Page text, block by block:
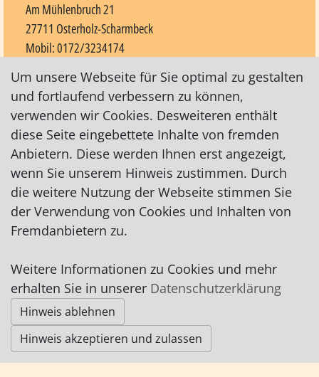
Am Mühlenbruch 21
27711 Osterholz-Scharmbeck
Mobil: 0172/3234174
http://www.gartenservice-behling.de
Impressum|Datenschutz|AGB
Um unsere Webseite für Sie optimal zu gestalten
und fortlaufend verbessern zu können,
verwenden wir Cookies. Desweiteren enthält
diese Seite eingebettete Inhalte von fremden
Anbietern. Diese werden Ihnen erst angezeigt,
wenn Sie unserem Hinweis zustimmen. Durch
die weitere Nutzung der Webseite stimmen Sie
der Verwendung von Cookies und Inhalten von
Fremdanbietern zu.
Weitere Informationen zu Cookies und mehr
erhalten Sie in unserer Datenschutzerklärung
Hinweis ablehnen
Hinweis akzeptieren und zulassen